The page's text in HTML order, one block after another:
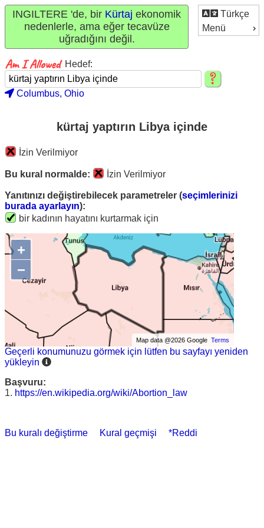
Türkçe
Menü
INGILTERE 'de, bir Kürtaj ekonomik
nedenlerle, ama eğer tecavüze
uğradığını değil.
Hedef:
Columbus, Ohio
kürtaj yaptırın Libya içinde
İzin Verilmiyor
Bu kural normalde: İzin Verilmiyor
Yanıtınızı değiştirebilecek parametreler (seçimlerinizi
burada ayarlayın):
bir kadının hayatını kurtarmak için
+
−
Map data @2026 GoogleTerms
Geçerli konumunuzu görmek için lütfen bu sayfayı yeniden
yükleyin
Başvuru:
1. https://en.wikipedia.org/wiki/Abortion_law
Bu kuralı değiştirme Kural geçmişi *Reddi